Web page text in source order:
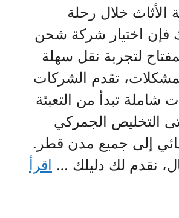
الأثاث خلال رحلة
فإن اختيار شركة شحن
لتجربة نقل سهلة
تقدم الشركات
شاملة تبدأ من التعبئة
التخليص الجمركي
إلى جميع مدن قطر.
نقدم لك دليلك … اقرأ